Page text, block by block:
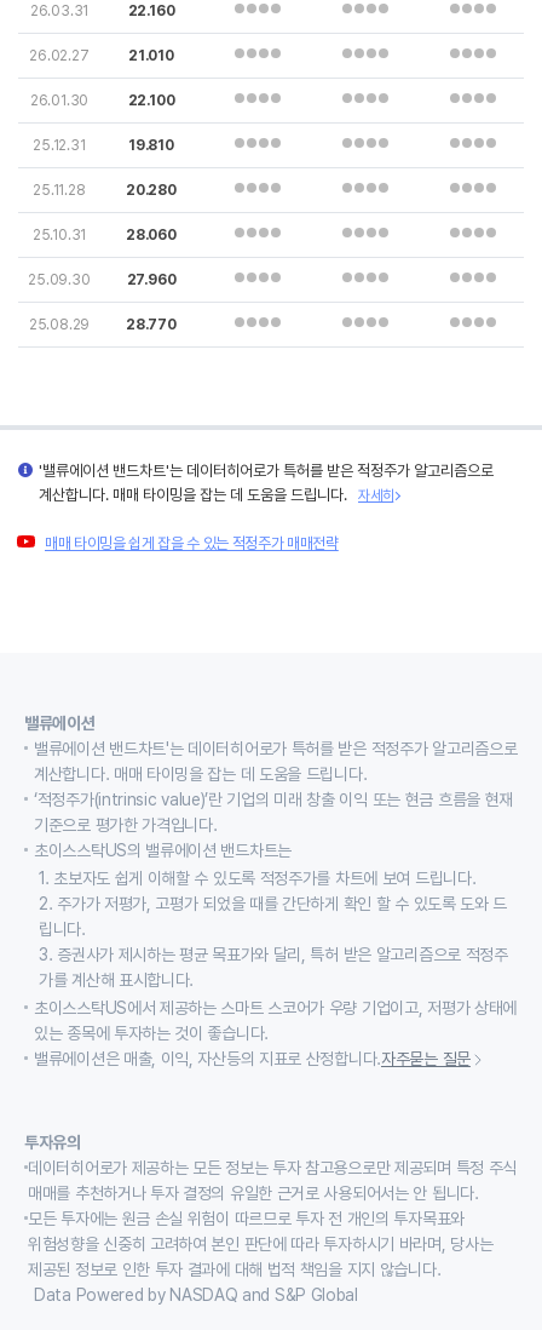
26.03.31 22.160
26.02.27 21.010
26.01.30 22.100
25.12.31 19.810
25.11.28 20.280
25.10.31 28.060
25.09.30 27.960
25.08.29 28.770
'밸류에이션 밴드차트'는 데이터히어로가 특허를 받은 적정주가 알고리즘으로
계산합니다. 매매 타이밍을 잡는 데 도움을 드립니다.
자세히
매매 타이밍을 쉽게 잡을 수 있는 적정주가 매매전략
밸류에이션
밸류에이션 밴드차트'는 데이터히어로가 특허를 받은 적정주가 알고리즘으로
계산합니다. 매매 타이밍을 잡는 데 도움을 드립니다.
‘적정주가(intrinsic value)’란 기업의 미래 창출 이익 또는 현금 흐름을 현재
기준으로 평가한 가격입니다.
초이스스탁US의 밸류에이션 밴드차트는
1. 초보자도 쉽게 이해할 수 있도록 적정주가를 차트에 보여 드립니다.
2. 주가가 저평가, 고평가 되었을 때를 간단하게 확인 할 수 있도록 도와 드
립니다.
3. 증권사가 제시하는 평균 목표가와 달리, 특허 받은 알고리즘으로 적정주
가를 계산해 표시합니다.
초이스스탁US에서 제공하는 스마트 스코어가 우량 기업이고, 저평가 상태에
있는 종목에 투자하는 것이 좋습니다.
밸류에이션은 매출, 이익, 자산등의 지표로 산정합니다.자주묻는 질문
투자유의
데이터히어로가 제공하는 모든 정보는 투자 참고용으로만 제공되며 특정 주식
매매를 추천하거나 투자 결정의 유일한 근거로 사용되어서는 안 됩니다.
모든 투자에는 원금 손실 위험이 따르므로 투자 전 개인의 투자목표와
위험성향을 신중히 고려하여 본인 판단에 따라 투자하시기 바라며, 당사는
제공된 정보로 인한 투자 결과에 대해 법적 책임을 지지 않습니다.
Data Powered by NASDAQ and S&P Global